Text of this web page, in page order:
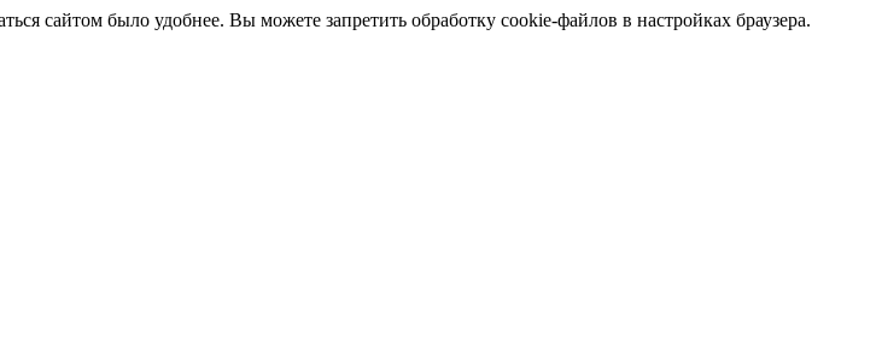
сайтом было удобнее. Вы можете запретить обработку cookie-файлов в настройках браузера.